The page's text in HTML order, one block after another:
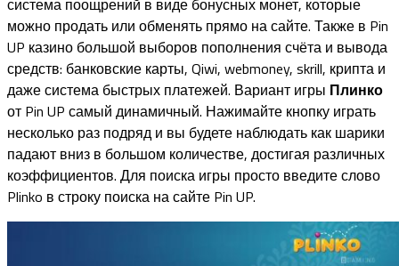
можно продать или обменять прямо на сайте. Также в Pin
UP казино большой выборов пополнения счёта и вывода
средств: банковские карты, Qiwi, webmoney, skrill, крипта и
даже система быстрых платежей. Вариант игры Плинко
от Pin UP самый динамичный. Нажимайте кнопку играть
несколько раз подряд и вы будете наблюдать как шарики
падают вниз в большом количестве, достигая различных
коэффициентов. Для поиска игры просто введите слово
Plinko в строку поиска на сайте Pin UP.